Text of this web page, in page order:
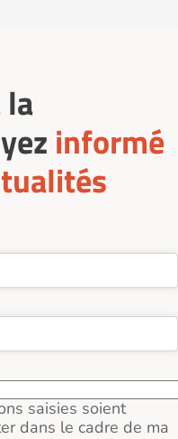
informé
saisies soient
dans le cadre de ma